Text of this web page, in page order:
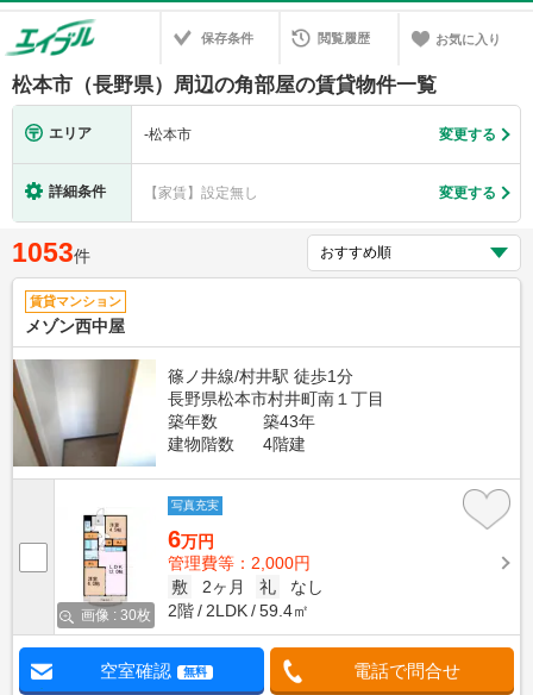
保存条件 閲覧履歴 お気に入り
松本市（長野県）周辺の角部屋の賃貸物件一覧
エリア -松本市 変更する
詳細条件 【家賃】設定無し 変更する
1053件
賃貸マンション
メゾン西中屋
篠ノ井線/村井駅 徒歩1分
長野県松本市村井町南１丁目
築年数
築43年
建物階数
4階建
画像 : 30枚
写真充実
6万円
管理費等：2,000円
敷
2ヶ月 礼
なし
2階
2LDK 59.4㎡
空室確認 無料 電話で問合せ